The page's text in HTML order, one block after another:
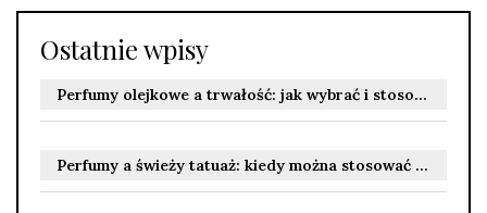
Ostatnie wpisy
Perfumy olejkowe a trwałość: jak wybrać i stosować zapach, by cieszyć się nim dłużej
Perfumy a świeży tatuaż: kiedy można stosować zapachy i jak unikać podrażnień podczas gojenia